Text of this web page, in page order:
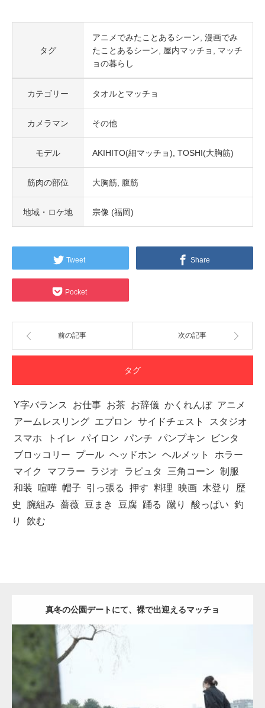
タグ
アニメでみたことあるシーン 漫画でみ
たことあるシーン
屋内マッチョ
マッチ
ョの暮らし
カテゴリー タオルとマッチョ
カメラマン その他
モデル AKIHITO(細マッチョ) TOSHI(大胸筋)
筋肉の部位 大胸筋 腹筋
地域・ロケ地 宗像 (福岡)
Tweet Share
Pocket
前の記事 次の記事
タグ
Y字バランス お仕事 お茶 お辞儀 かくれんぼ アニメ
アームレスリング エプロン サイドチェスト
スタジオ
スマホ
トイレ パイロン パンチ パンプキン
ビンタ
ブロッコリー
プール ヘッドホン ヘルメット
ホラー
マイク
マフラー ラジオ ラピュタ 三角コーン 制服
和装
喧嘩 帽子 引っ張る 押す 料理 映画 木登り
歴
史
腕組み 薔薇 豆まき 豆腐 踊る 蹴り 酸っぱい 釣
り
飲む
真冬の公園デートにて、裸で出迎えるマッチョ
公園のマッチョ AKIHITO(細マッチョ) 背中